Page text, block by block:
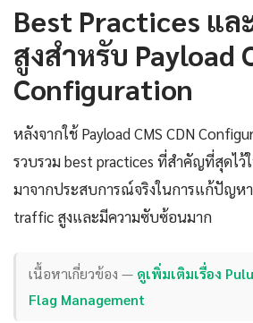
Best Practices แ
สูงสำหรับ Payload
Configuration
หลังจากใช้ Payload CMS CDN
รวบรวม best practices ที่สำคัญที่สุดไ
มาจากประสบการณ์จริงในการแก้ปัญห
traffic สูงและมีความซับซ้อนมาก
เนื้อหาเกี่ยวข้อง — ดูเพิ่มเติมเรื่อง
Flag Management